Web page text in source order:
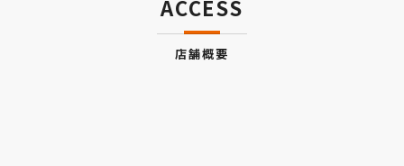
店舗概要
ACCESS